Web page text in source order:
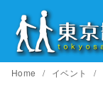
ンHome イベント